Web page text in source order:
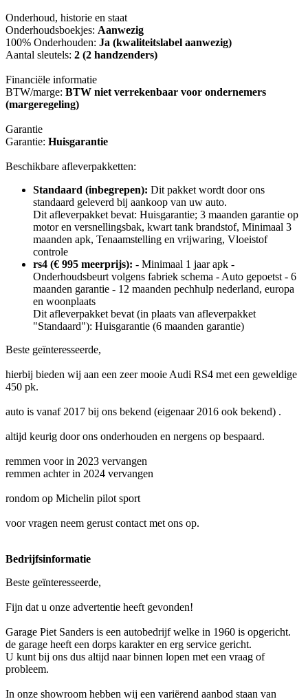
Onderhoud, historie en staat
Onderhoudsboekjes: Aanwezig
100% Onderhouden: Ja (kwaliteitslabel aanwezig)
Aantal sleutels: 2 (2 handzenders)
Financiële informatie
BTW/marge: BTW niet verrekenbaar voor ondernemers
(margeregeling)
Garantie
Garantie: Huisgarantie
Beschikbare afleverpakketten:
Standaard (inbegrepen): Dit pakket wordt door ons
standaard geleverd bij aankoop van uw auto.
Dit afleverpakket bevat: Huisgarantie; 3 maanden garantie op
motor en versnellingsbak, kwart tank brandstof, Minimaal 3
maanden apk, Tenaamstelling en vrijwaring, Vloeistof
controle
rs4 (€ 995 meerprijs): - Minimaal 1 jaar apk -
Onderhoudsbeurt volgens fabriek schema - Auto gepoetst - 6
maanden garantie - 12 maanden pechhulp nederland, europa
en woonplaats
Dit afleverpakket bevat (in plaats van afleverpakket
"Standaard"): Huisgarantie (6 maanden garantie)
Beste geïnteresseerde,
hierbij bieden wij aan een zeer mooie Audi RS4 met een geweldige
450 pk.
auto is vanaf 2017 bij ons bekend (eigenaar 2016 ook bekend) .
altijd keurig door ons onderhouden en nergens op bespaard.
remmen voor in 2023 vervangen
remmen achter in 2024 vervangen
rondom op Michelin pilot sport
voor vragen neem gerust contact met ons op.
Bedrijfsinformatie
Beste geïnteresseerde,
Fijn dat u onze advertentie heeft gevonden!
Garage Piet Sanders is een autobedrijf welke in 1960 is opgericht.
de garage heeft een dorps karakter en erg service gericht.
U kunt bij ons dus altijd naar binnen lopen met een vraag of
probleem.
In onze showroom hebben wij een variërend aanbod staan van